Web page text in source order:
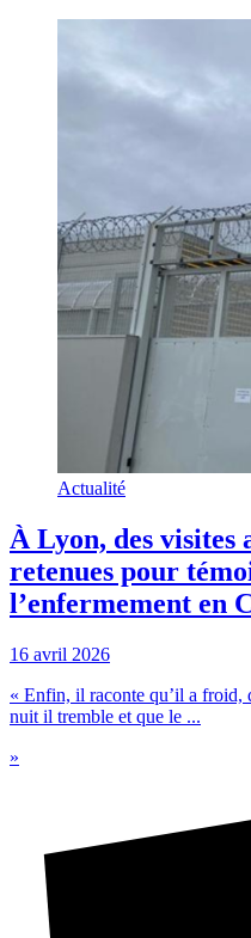
Actualité
À Lyon, des visites
retenues pour
l’enfermement en
16 avril 2026
« Enfin, il raconte qu’il a froid,
nuit il tremble et que le ...
»